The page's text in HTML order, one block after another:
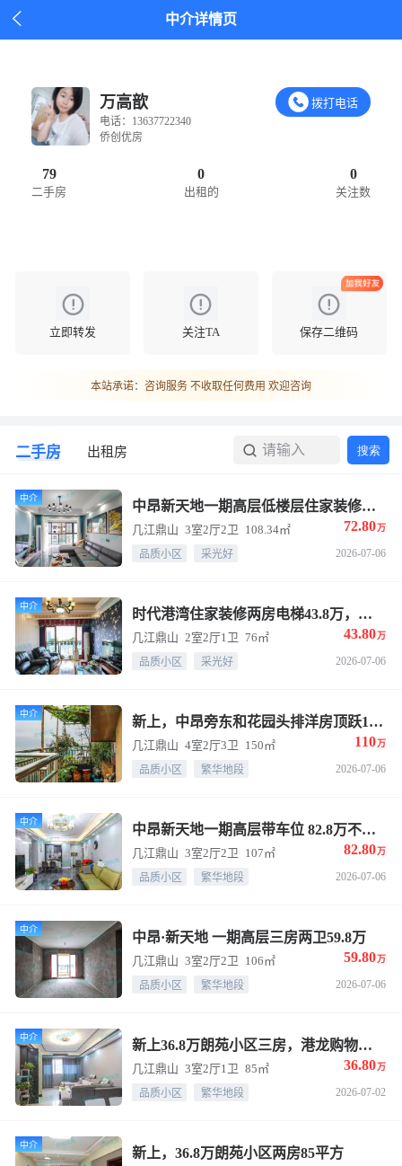
 中介详情页
万高歆
电话：13637722340
侨创优房
拨打电话
79
二手房
0
出租的
0
关注数
立即转发 关注TA 保存二维码
本站承诺：咨询服务 不收取任何费用 欢迎咨询
二手房 出租房 请输入 搜索搜索
中介
中昂新天地一期高层低楼层住家装修三房两卫72.8万
几江鼎山 3室2厅2卫 108.34㎡ 72.80万
品质小区 采光好 2026-07-06
中介
时代港湾住家装修两房电梯43.8万，停车50块，港龙购物中心地段中昂新天地旁
几江鼎山 2室2厅1卫 76㎡ 43.80万
品质小区 采光好 2026-07-06
中介
新上，中昂旁东和花园头排洋房顶跃110万带车位，精装四房三卫正看江
几江鼎山 4室2厅3卫 150㎡ 110万
品质小区 繁华地段 2026-07-06
中介
中昂新天地一期高层带车位 82.8万不带车位77.8万拎包入住
几江鼎山 3室2厅2卫 107㎡ 82.80万
品质小区 繁华地段 2026-07-06
中介
中昂·新天地 一期高层三房两卫59.8万
几江鼎山 3室2厅2卫 106㎡ 59.80万
品质小区 繁华地段 2026-07-06
中介
新上36.8万朗苑小区三房，港龙购物中心地段
几江鼎山 3室2厅1卫 85㎡ 36.80万
品质小区 繁华地段 2026-07-02
中介
新上，36.8万朗苑小区两房85平方